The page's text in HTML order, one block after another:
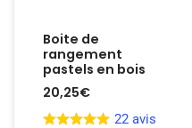
Boite de
rangement
pastels en bois
20,25€
22 avis